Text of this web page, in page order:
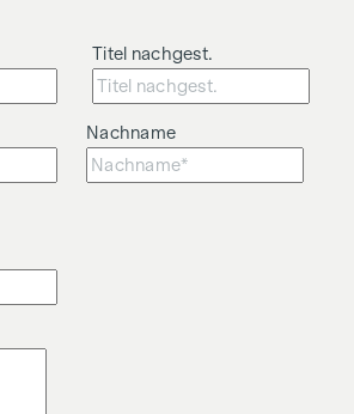
Titel nachgest.
Nachname